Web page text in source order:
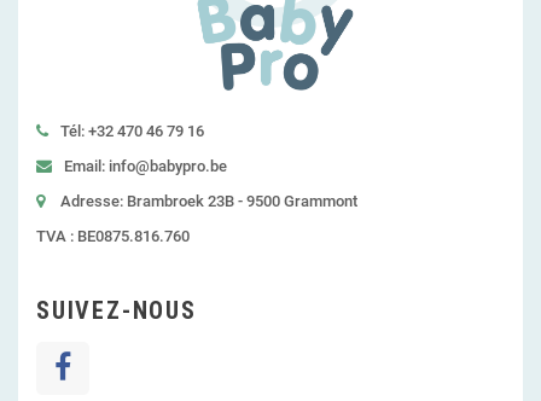
Tél: +32 470 46 79 16
Email: info@babypro.be
Adresse: Brambroek 23B - 9500 Grammont
TVA : BE0875.816.760
SUIVEZ-NOUS